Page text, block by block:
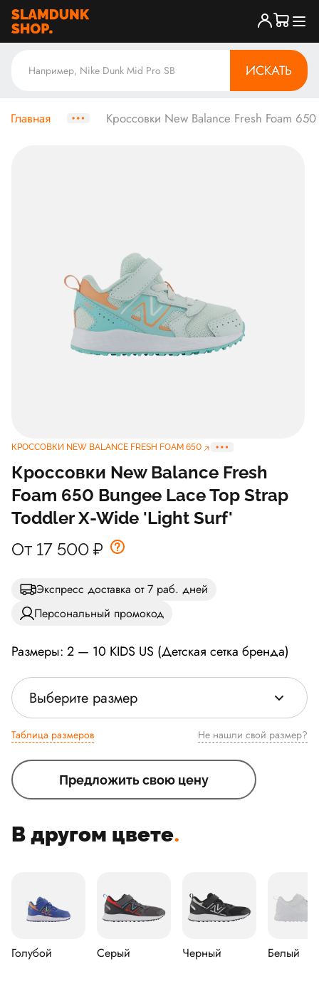
ИСКАТЬ
Главная Кроссовки New Balance Fresh Foam
КРОССОВКИ NEW BALANCE FRESH FOAM 650
Кроссовки New Balance Fresh
Foam 650 Bungee Lace Top Strap
Toddler X-Wide 'Light Surf'
От 17 500 ₽
Экспресс доставка от 7 раб. дней
Персональный промокод
Размеры: 2 — 10 KIDS US (Детская сетка бренда)
Выберите размер
Таблица размеров Не нашли свой размер?
Предложить свою цену
В другом цвете.
Голубой Серый Черный Белый